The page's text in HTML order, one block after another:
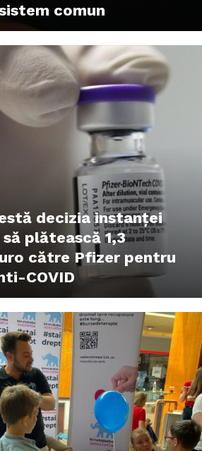
comun
decizia instanței
plătească 1,3
către Pfizer pentru
COVID